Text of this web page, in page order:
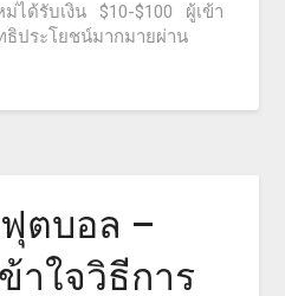
ม่ได้รับเงิน $10-$100 ผู้เข้า
ธิประโยชน์มากมายผ่าน
ตบอล –
าใจวิธีการ